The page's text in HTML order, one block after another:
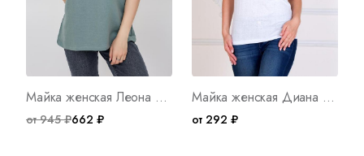
Майка женская Леона Арт. 8204
от 945 ₽662 ₽
Майка женская Диана Арт. 1944
от 292 ₽